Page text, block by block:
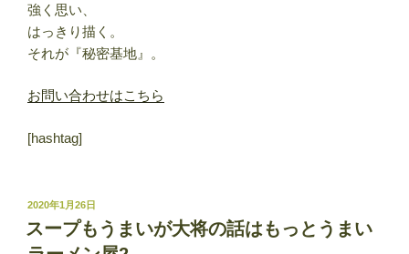
強く思い、
はっきり描く。
それが『秘密基地』。
お問い合わせはこちら
[hashtag]
投
稿
日:
2020年1月26日
スープもうまいが大将の話はもっとうまい